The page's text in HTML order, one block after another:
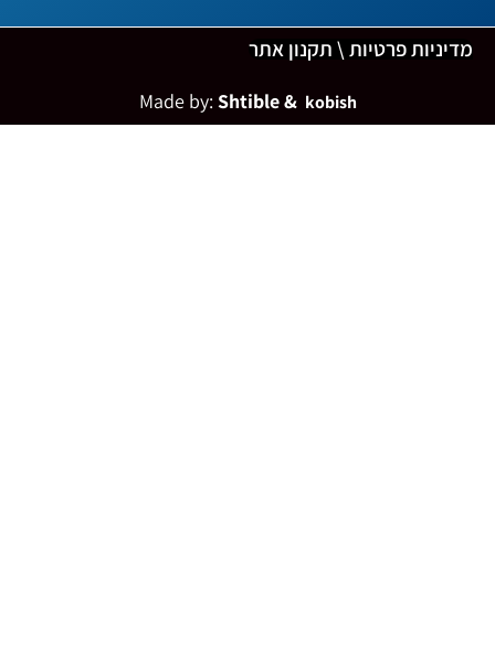
מדיניות פרטיות \ תקנון אתר
Made by: Shtible & kobish